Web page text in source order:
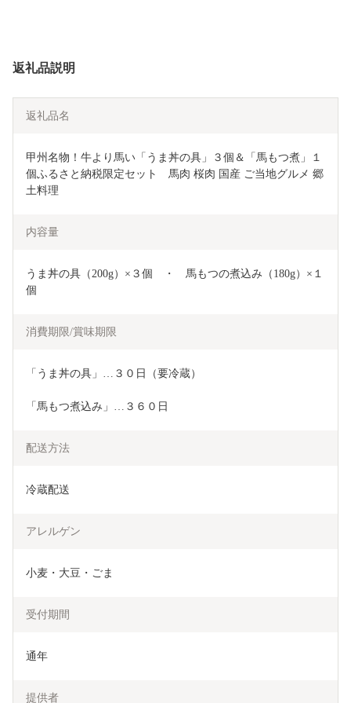
返礼品説明
返礼品名
甲州名物！牛より馬い「うま丼の具」３個＆「馬もつ煮」１
個ふるさと納税限定セット　馬肉 桜肉 国産 ご当地グルメ 郷
土料理
内容量
うま丼の具（200g）×３個　・　馬もつの煮込み（180g）×１
個
消費期限/賞味期限
「うま丼の具」…３０日（要冷蔵）
「馬もつ煮込み」…３６０日
配送方法
冷蔵配送
アレルゲン
小麦・大豆・ごま
受付期間
通年
提供者